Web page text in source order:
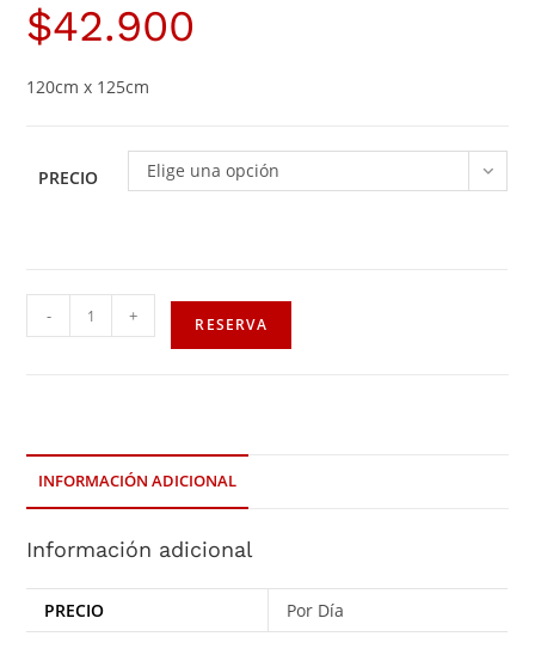
$42.900
120cm x 125cm
PRECIO Elige una opción
- + RESERVA
INFORMACIÓN ADICIONAL
Información adicional
PRECIO Por Día